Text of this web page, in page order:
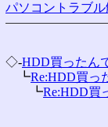
パソコントラブ
◇-HDD買ったん
┗Re:HDD買っ
┗Re:HDD買